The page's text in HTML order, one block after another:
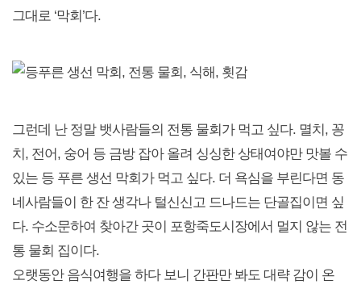
그대로 ‘막회’다.
그런데 난 정말 뱃사람들의 전통 물회가 먹고 싶다. 멸치, 꽁
치, 전어, 숭어 등 금방 잡아 올려 싱싱한 상태여야만 맛볼 수
있는 등 푸른 생선 막회가 먹고 싶다. 더 욕심을 부린다면 동
네사람들이 한 잔 생각나 털신신고 드나드는 단골집이면 싶
다. 수소문하여 찾아간 곳이 포항죽도시장에서 멀지 않는 전
통 물회 집이다.
오랫동안 음식여행을 하다 보니 간판만 봐도 대략 감이 온